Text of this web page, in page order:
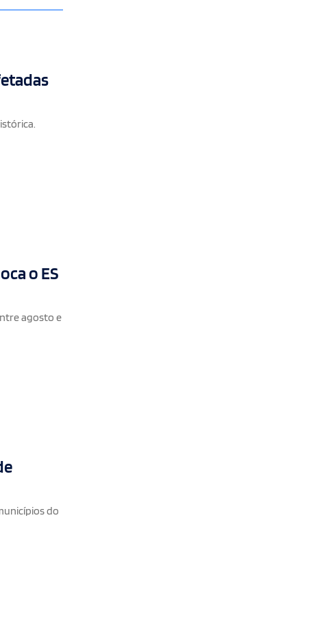
o ES
agosto e
do